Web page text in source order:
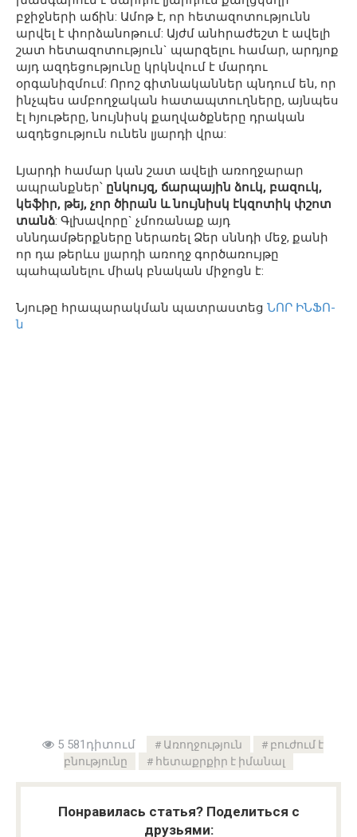
բջիջների աճին: Ամոթ է, որ հետազոտությունն
արվել է փորձանոթում: Այժմ անհրաժեշտ է ավելի
շատ հետազոտություն` պարզելու համար, արդյոք
այդ ազդեցությունը կրկնվում է մարդու
օրգանիզմում: Որոշ գիտնականներ պնդում են, որ
ինչպես ամբողջական հատապտուղները, այնպես
էլ հյութերը, նույնիսկ քաղվածքները դրական
ազդեցություն ունեն լյարդի վրա:
Լյարդի համար կան շատ ավելի առողջարար
ապրանքներ՝ ընկույզ, ճարպային ձուկ, բազուկ,
կեֆիր, թեյ, չոր ծիրան և նույնիսկ էկզոտիկ փշոտ
տանձ: Գլխավորը` չմոռանաք այդ
սննդամթերքները ներառել Ձեր սննդի մեջ, քանի
որ դա թերևս լյարդի առողջ գործառույթը
պահպանելու միակ բնական միջոցն է:
Նյութը հրապարակման պատրաստեց ՆՈՐ ԻՆՖՈ-
ն
5 581դիտում Առողջություն
բուժում է
բնությունը
հետաքրքիր է իմանալ
Понравилась статья? Поделиться с
друзьями: